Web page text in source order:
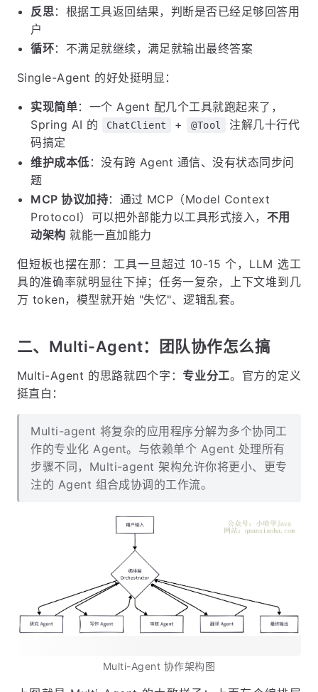
反思：根据工具返回结果，判断是否已经足够回答用
户
循环：不满足就继续，满足就输出最终答案
Single-Agent 的好处挺明显：
实现简单：一个 Agent 配几个工具就跑起来了，
Spring AI 的
ChatClient + @Tool
注解几十行代
码搞定
维护成本低 ：没有跨 Agent 通信、没有状态同步问
题
MCP 协议加持：通过 MCP（Model Context
Protocol）可以把外部能力以工具形式接入， 不用
动架构 就能一直加能力
但短板也摆在那：工具一旦超过 10-15 个，LLM 选工
具的准确率就明显往下掉；任务一复杂，上下文堆到几
万 token，模型就开始 "失忆"、逻辑乱套。
二、Multi-Agent：团队协作怎么搞
Multi-Agent 的思路就四个字： 专业分工。官方的定义
挺直白：
Multi-agent 将复杂的应用程序分解为多个协同工
作的专业化 Agent。与依赖单个 Agent 处理所有
步骤不同，Multi-agent 架构允许你将更小、更专
注的 Agent 组合成协调的工作流。
Multi-Agent 协作架构图